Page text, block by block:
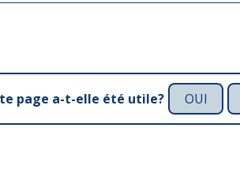
page a-t-elle été utile? OUI